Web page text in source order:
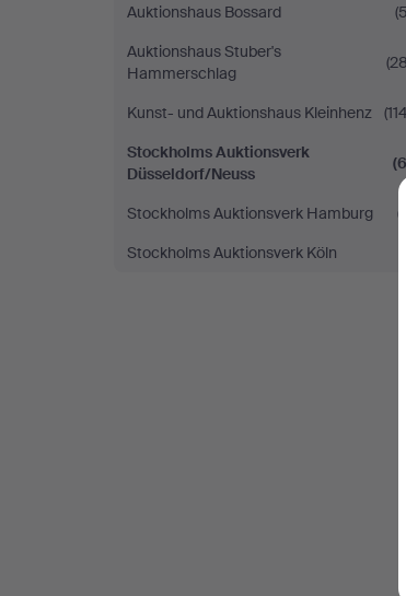
Auktionshaus Bossard
Auktionshaus Stuber's
Hammerschlag
Kunst- und Auktionshaus Kleinhenz
Stockholms Auktionsverk
Düsseldorf/Neuss
Stockholms Auktionsverk Hamburg
(7)
Stockholms Auktionsverk Köln